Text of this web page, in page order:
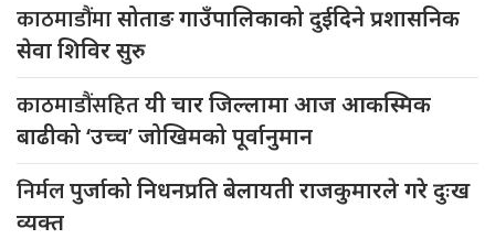
काठमाडौंमासोताङ गाउँपालिकाको दुईदिने प्रशासनिक
सेवा शिविर सुरु
काठमाडौंसहितयी चार जिल्लामा आज आकस्मिक
बाढीको ‘उच्च’ जोखिमको पूर्वानुमान
निर्मलपुर्जाको निधनप्रति बेलायती राजकुमारले गरे दुःख
व्यक्त